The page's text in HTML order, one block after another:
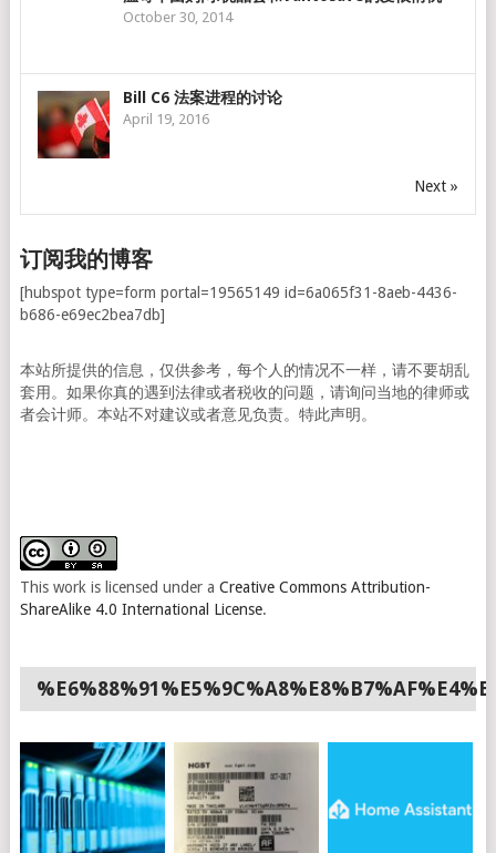
October 30, 2014
Bill C6 法案进程的讨论
April 19, 2016
Next »
订阅我的博客
[hubspot type=form portal=19565149 id=6a065f31-8aeb-4436-
b686-e69ec2bea7db]
本站所提供的信息，仅供参考，每个人的情况不一样，请不要胡乱
套用。如果你真的遇到法律或者税收的问题，请询问当地的律师或
者会计师。本站不对建议或者意见负责。特此声明。
This work is licensed under a Creative Commons Attribution-
ShareAlike 4.0 International License.